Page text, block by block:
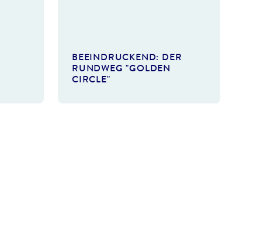
BEEINDRUCKEND: DER
RUNDWEG "GOLDEN
CIRCLE"